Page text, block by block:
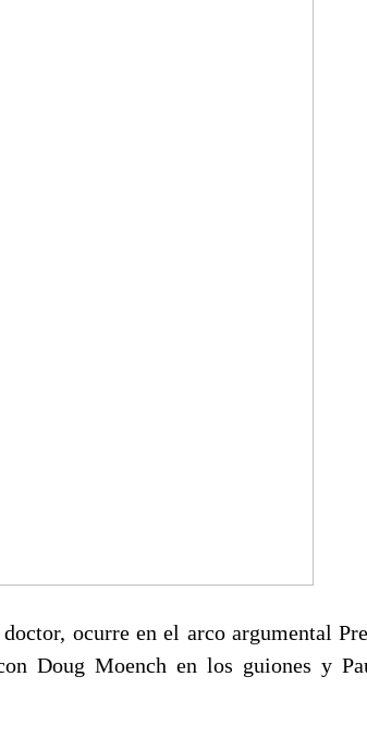
ocurre en el arco argumental
Doug Moench en los guiones y